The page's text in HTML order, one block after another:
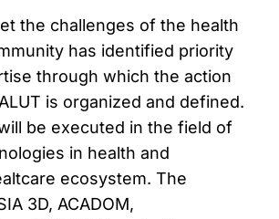
the challenges of the health
has identified priority
through which the action
is organized and defined.
be executed in the field of
in health and
ecosystem. The
3D, ACADOM,